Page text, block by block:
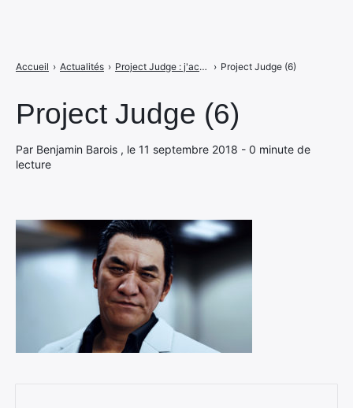
Project Judge (6)
Par Benjamin Barois , le 11 septembre 2018 - 0 minute de
lecture
Accueil › Actualités › Project Judge : j'accuse ! › Project Judge (6)